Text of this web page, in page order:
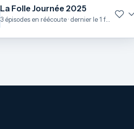
La Folle Journée 2025